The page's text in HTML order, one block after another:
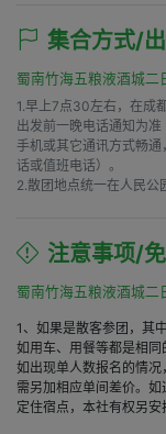
集合方式/
蜀南竹海五粮液酒城二
1.早上7点30左右，在成
出发前一晚电话通知为
手机或其它通讯方式畅
话或值班电话）。
2.散团地点统一在人民公
注意事项/
蜀南竹海五粮液酒城二
1、如果是散客参团，其
如用车、用餐等都是相同
如出现单人数报名的情
需另加相应单间差价。
定住宿点，本社有权另安